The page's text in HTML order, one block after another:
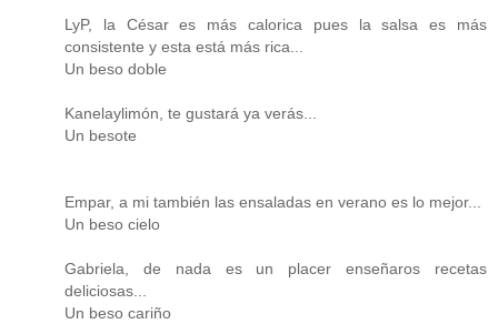
LyP, la César es más calorica pues la salsa es más
consistente y esta está más rica...
Un beso doble
Kanelaylimón, te gustará ya verás...
Un besote
Empar, a mi también las ensaladas en verano es lo mejor...
Un beso cielo
Gabriela, de nada es un placer enseñaros recetas
deliciosas...
Un beso cariño